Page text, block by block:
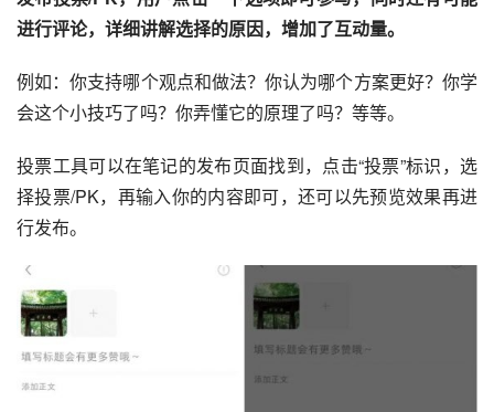
进行评论，详细讲解选择的原因，增加了互动量。
例如：你支持哪个观点和做法？你认为哪个方案更好？你学
会这个小技巧了吗？你弄懂它的原理了吗？等等。
投票工具可以在笔记的发布页面找到，点击“投票”标识，选
择投票/PK，再输入你的内容即可，还可以先预览效果再进
行发布。